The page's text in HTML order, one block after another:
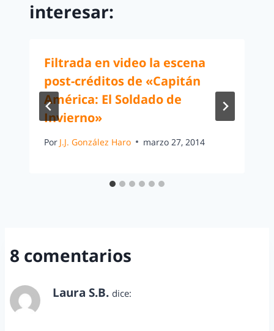
interesar:
Filtrada en video la escena
post-créditos de «Capitán
América: El Soldado de
Invierno»
Por J.J. González Haro marzo 27, 2014
8 comentarios
Laura S.B. dice: